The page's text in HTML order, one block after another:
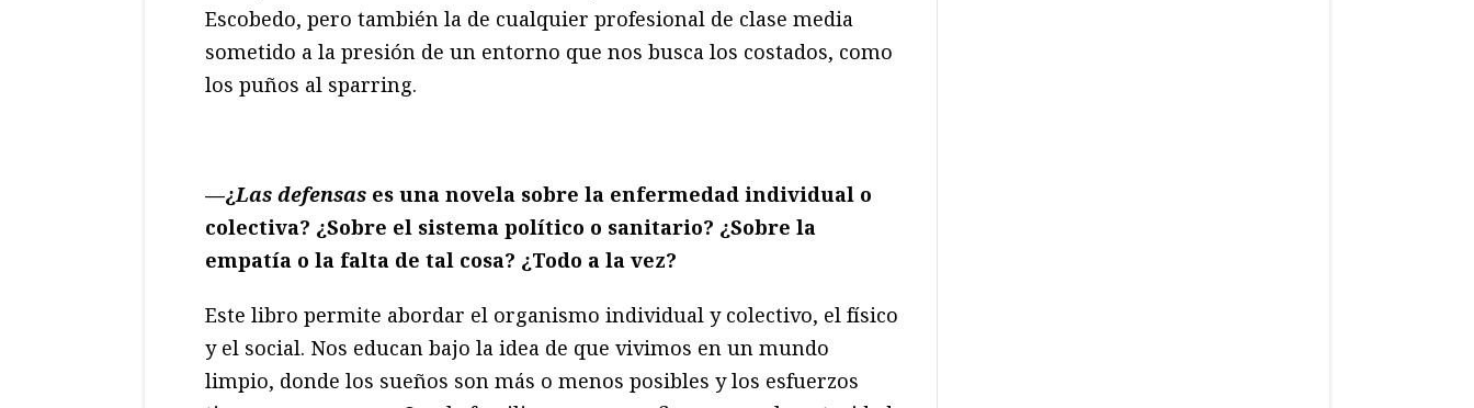
Escobedo, pero también la de cualquier profesional de clase media
sometido a la presión de un entorno que nos busca los costados, como
los puños al sparring.
—¿Las defensas es una novela sobre la enfermedad individual o
colectiva? ¿Sobre el sistema político o sanitario? ¿Sobre la
empatía o la falta de tal cosa? ¿Todo a la vez?
Este libro permite abordar el organismo individual y colectivo, el físico
y el social. Nos educan bajo la idea de que vivimos en un mundo
limpio, donde los sueños son más o menos posibles y los esfuerzos